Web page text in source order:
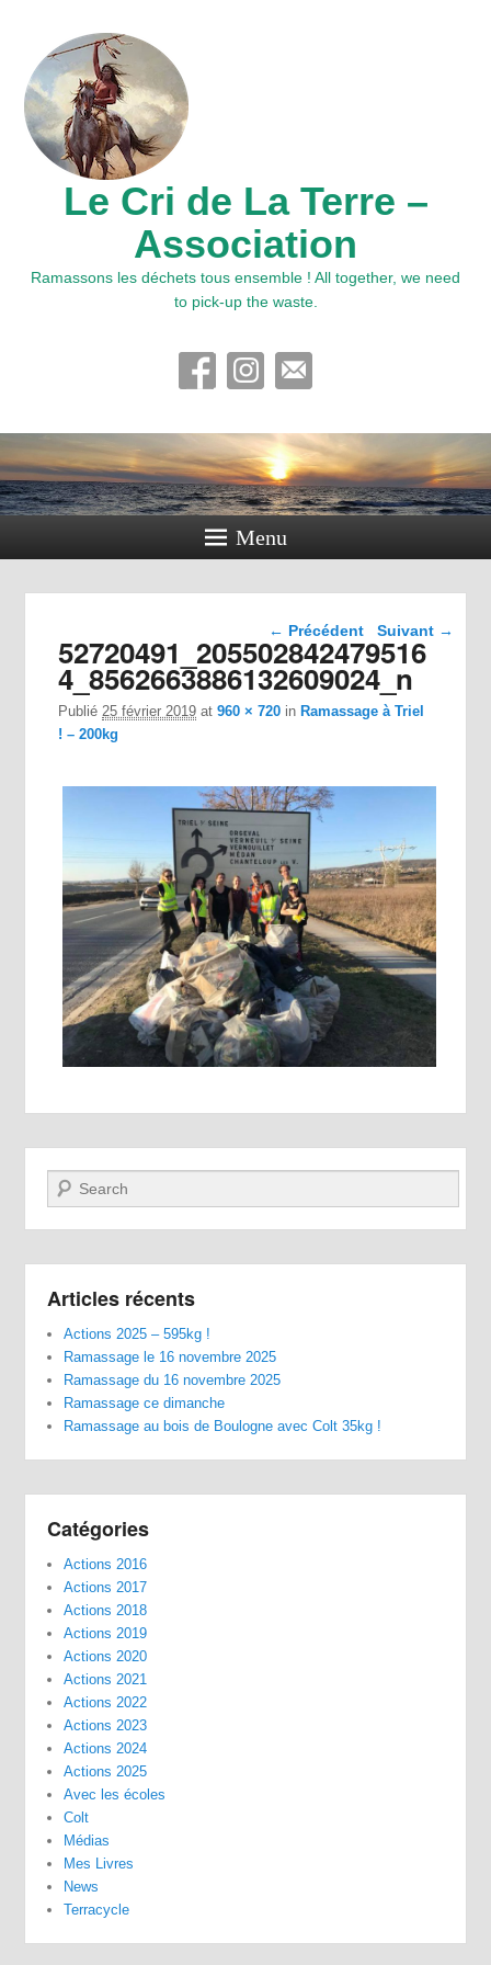
Le Cri de La Terre –
Association
Ramassons les déchets tous ensemble ! All together, we need
to pick-up the waste.
Menu
Navigation dans les
images
← Précédent Suivant →
52720491_205502842479516
4_8562663886132609024_n
Publié25 février 2019 at960 × 720 in Ramassage à Triel
! – 200kg
Recherche
Articles récents
Actions 2025 – 595kg !
Ramassage le 16 novembre 2025
Ramassage du 16 novembre 2025
Ramassage ce dimanche
Ramassage au bois de Boulogne avec Colt 35kg !
Catégories
Actions 2016
Actions 2017
Actions 2018
Actions 2019
Actions 2020
Actions 2021
Actions 2022
Actions 2023
Actions 2024
Actions 2025
Avec les écoles
Colt
Médias
Mes Livres
News
Terracycle